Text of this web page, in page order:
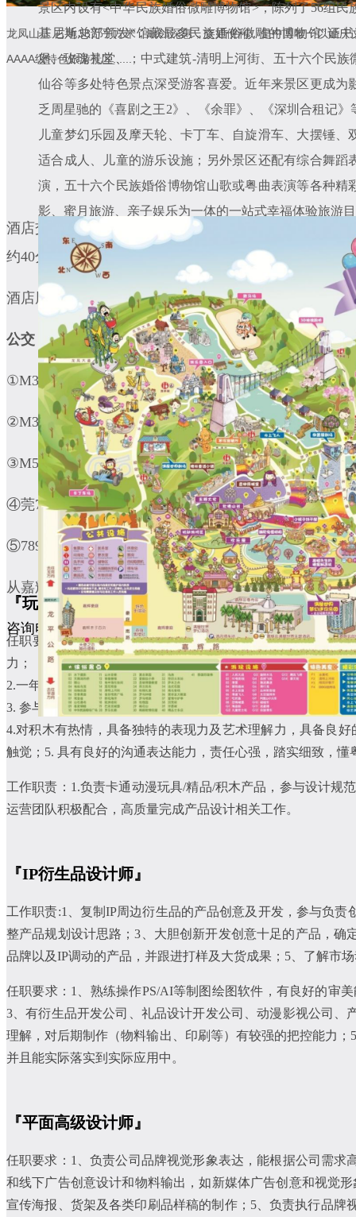
龙凤山庄 占地38万平方米，毗邻深惠，交通便利，是中国唯一以婚
AAAA级特色旅游景区......
景区内设有<中华民族婚俗微雕博物馆>，陈列了56组
基尼斯总部颁发“馆藏最多民族婚俗微雕的博物馆”证
堡、玫瑰礼堂、；中式建筑-清明上河街、五十六个民
仙谷等多处特色景点深受游客喜爱。近年来景区更成为
乏周星驰的《喜剧之王2》、《余罪》、《深圳合租记
儿童梦幻乐园及摩天轮、卡丁车、自旋滑车、大摆锤、
适合成人、儿童的游乐设施；另外景区还配有综合舞蹈
演，五十六个民族婚俗博物馆山歌或粤曲表演等各种精
影、蜜月旅游、亲子娱乐为一体的一站式幸福体验旅游
酒店交通网络完善，距深圳市区约33公里（车程约30
约40分钟）。
酒店周边有水官高速、沈海高速经过，距离深圳火车
公交：嘉辉天桥站
①M360路：龙华公交总站 ⇋ 龙岗信息学院总站，嘉辉
②M361路：坑梓基地总站 ⇋ 华南城北公交总站，嘉辉
③M589路：龙岗汽车总站 ⇋ 深圳东站东广场，嘉辉天
④莞782路：东莞天堂围水产批发市场 ⇋ 深圳大运地
⑤789路：嶂厦村 ⇋ 雁田海关，嘉辉天桥站下车。
从嘉辉天桥下车后，在嘉辉路步行约400米即可到达龙
咨询电话： 4000018887， 0769-87562288， 0769-
『玩具产品设计师（积木方向）』
任职要求：1.美术或设计相关专业本科及以上学历，熟练使
力；
2.一年以上动漫/玩具/精品/积木/饰品行业从业经历，熟悉积
3. 参与设计方案的制定，优化设计流程，有效率地执行公司或
4.对积木有热情，具备独特的表现力及艺术理解力，具备良
触觉；5. 具有良好的沟通表达能力，责任心强，踏实细致，懂
工作职责：1.负责卡通动漫玩具/精品/积木产品，参与设计规
运营团队积极配合，高质量完成产品设计相关工作。
『IP衍生品设计师』
工作职责:1、复制IP周边衍生品的产品创意及开发，参与负
整产品规划设计思路；3、大胆创新开发创意十足的产品，
品牌以及IP调动的产品，并跟进打样及大货成果；5、了解市
任职要求：1、熟练操作PS/AI等制图绘图软件，有良好的审
3、有衍生品开发公司、礼品设计开发公司、动漫影视公司
理解，对后期制作（物料输出、印刷等）有较强的把控能力
并且能实际落实到实际应用中。
『平面高级设计师』
任职要求：1、负责公司品牌视觉形象表达，能根据公司需
和线下广告创意设计和物料输出，如新媒体广告创意和视觉
宣传海报、货架及各类印刷品样稿的制作；5、负责执行品